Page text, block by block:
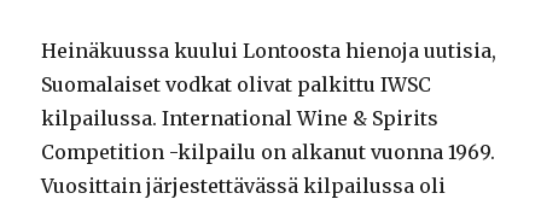
Heinäkuussa kuului Lontoosta hienoja uutisia,
Suomalaiset vodkat olivat palkittu IWSC
kilpailussa. International Wine & Spirits
Competition -kilpailu on alkanut vuonna 1969.
Vuosittain järjestettävässä kilpailussa oli